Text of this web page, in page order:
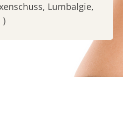
Lumbalgie,
)